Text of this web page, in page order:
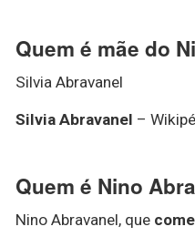
Quem é mãe do
Silvia Abravanel
Silvia Abravanel –
Quem é Nino
Nino Abravanel, que